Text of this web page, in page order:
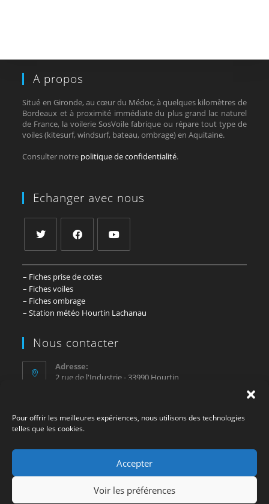
Pour offrir les meilleures expériences, nous utilisons des technologies
telles que les cookies.
Accepter
Voir les préférences
A propos
Situé en Gironde, au cœur du Médoc, à quelques kilomètres de
Bordeaux et à proximité immédiate du plus grand lac naturel
de France, la voilerie SosVoile fabrique ou répare tout type de
voiles (kitesurf, windsurf, bateau, ombrage) en Aquitaine.
Consulter notre politique de confidentialité.
Echanger avec nous
– Fiches prise de cotes
– Fiches voiles
– Fiches ombrage
– Station météo Hourtin Lachanau
Nous contacter
Adresse:
2 rue de l'Industrie - 33990 Hourtin
07 81 67 44 76
contact@sosvoile.com